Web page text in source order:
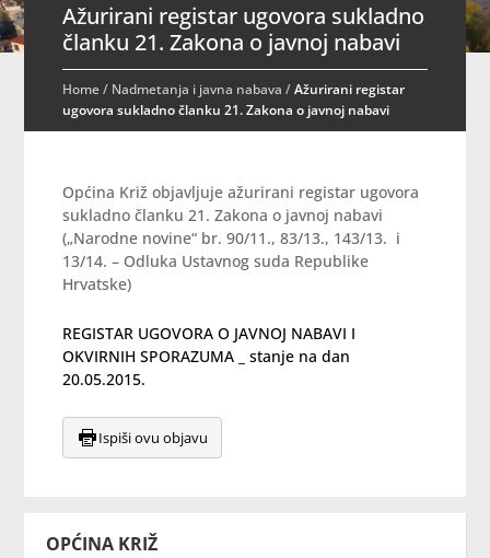
OPĆINA KRIŽ
Ažurirani registar ugovora sukladno
članku 21. Zakona o javnoj nabavi
Home/ Nadmetanja i javna nabava /Ažurirani registar
ugovora sukladno članku 21. Zakona o javnoj nabavi
Općina Križ objavljuje ažurirani registar ugovora
sukladno članku 21. Zakona o javnoj nabavi
(„Narodne novine“ br. 90/11., 83/13., 143/13. i
13/14. – Odluka Ustavnog suda Republike
Hrvatske)
REGISTAR UGOVORA O JAVNOJ NABAVI I
OKVIRNIH SPORAZUMA _ stanje na dan
20.05.2015.
Ispiši ovu objavu